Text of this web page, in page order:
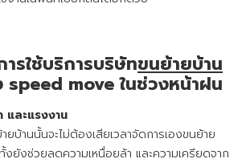
รใช้บริการบริษัทขนย้ายบ้าน
move ในช่วงหน้าฝน
และแรงงาน
บ้านนั้นจะไม่ต้องเสียเวลาจัดการเองขนย้าย
ยังช่วยลดความเหนื่อยล้า และความเครียดจาก